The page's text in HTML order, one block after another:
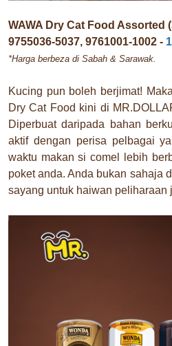
WAWA Dry Cat Food Assorted
9755036-5037, 9761001-1002 -
*Harga berbeza di Sabah & Sarawak.
Kucing pun boleh berjimat!
Dry Cat Food kini di
Diperbuat daripada bahan
aktif dengan perisa pelbagai
waktu makan si comel lebih
poket anda. Anda bukan sahaja
sayang untuk haiwan peliharaan